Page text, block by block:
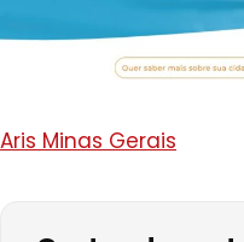
Aris Minas Gerais